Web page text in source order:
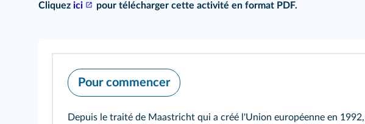
Cliquez ici pour télécharger cette activité en format PDF.
Pour commencer
Depuis le traité de Maastricht qui a créé l'Union européenne en